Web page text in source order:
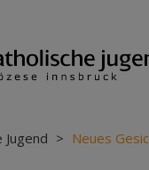
Jugend > Neues